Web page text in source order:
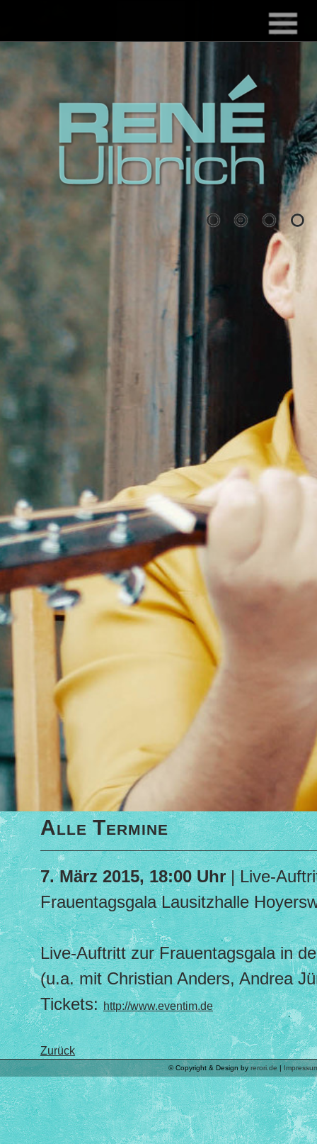
Alle Termine
7. März 2015, 18:00 Uhr| Live-
Frauentagsgala Lausitzhalle
Live-Auftritt zur Frauentagsgala in
(u.a. mit Christian Anders, Andrea
Tickets:http://www.eventim.de
Zurück
© Copyright & Design by rerori.de |